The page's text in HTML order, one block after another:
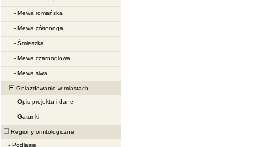
- Mewa romańska
- Mewa żółtonoga
- Śmieszka
- Mewa czarnogłowa
- Mewa siwa
Gniazdowanie w miastach
- Opis projektu i dane
- Gatunki
Regiony ornitologiczne
- Podlasie